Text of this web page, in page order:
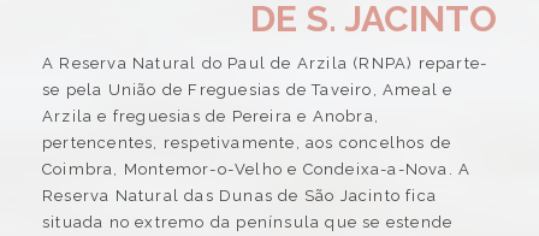
DE S. JACINTO
A Reserva Natural do Paul de Arzila (RNPA) reparte-
se pela União de Freguesias de Taveiro, Ameal e
Arzila e freguesias de Pereira e Anobra,
pertencentes, respetivamente, aos concelhos de
Coimbra, Montemor-o-Velho e Condeixa-a-Nova. A
Reserva Natural das Dunas de São Jacinto fica
situada no extremo da península que se estende